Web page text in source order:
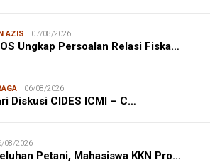
AZIS 07/08/2026
Ungkap Persoalan Relasi Fiska…
06/08/2026
Diskusi CIDES ICMI – C…
08/2026
Petani, Mahasiswa KKN Pro…